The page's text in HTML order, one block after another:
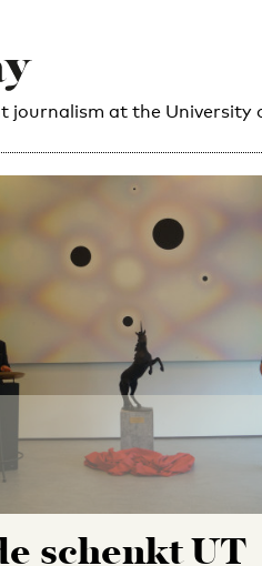
journalism at the University